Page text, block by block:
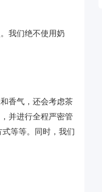
我们绝不使用奶
香气，还会考虑茶
并进行全程严密管
等等。同时，我们